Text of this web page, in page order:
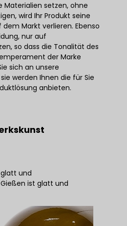
Materialien setzen, ohne
wird Ihr Produkt seine
Markt verlieren. Ebenso
nur auf
so dass die Tonalität des
der Marke
sich an unsere
werden Ihnen die für Sie
anbieten.
und
ist glatt und